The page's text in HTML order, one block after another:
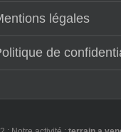
légales
de